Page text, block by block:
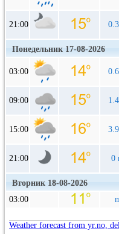
21:00
Понедельник 17-08-2026
03:00
09:00
15:00
21:00 0
Вторник 18-08-2026
03:00
Weather forecast from yr.no,